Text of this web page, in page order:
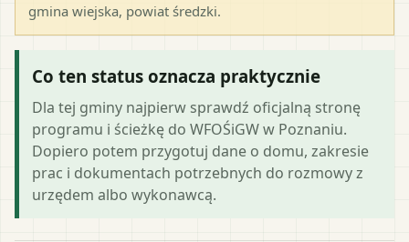
gmina wiejska, powiat średzki.
Co ten status oznacza praktycznie
Dla tej gminy najpierw sprawdź oficjalną stronę
programu i ścieżkę do WFOŚiGW w Poznaniu.
Dopiero potem przygotuj dane o domu, zakresie
prac i dokumentach potrzebnych do rozmowy z
urzędem albo wykonawcą.